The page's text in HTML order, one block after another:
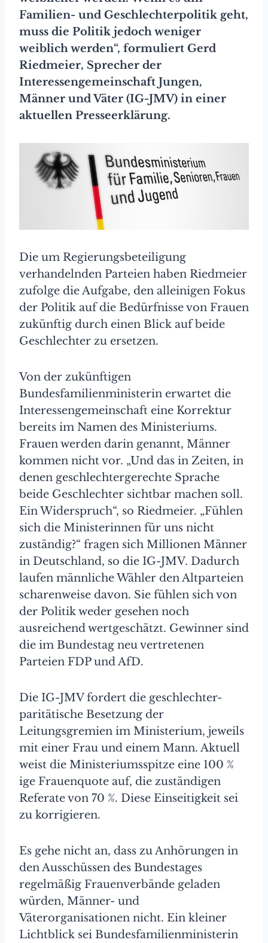
Familien- und Geschlechterpolitik geht,
muss die Politik jedoch weniger
weiblich werden“, formuliert Gerd
Riedmeier, Sprecher der
Interessengemeinschaft Jungen,
Männer und Väter (IG-JMV) in einer
aktuellen Presseerklärung.
Die um Regierungsbeteiligung
verhandelnden Parteien haben Riedmeier
zufolge die Aufgabe, den alleinigen Fokus
der Politik auf die Bedürfnisse von Frauen
zukünftig durch einen Blick auf beide
Geschlechter zu ersetzen.
Von der zukünftigen
Bundesfamilienministerin erwartet die
Interessengemeinschaft eine Korrektur
bereits im Namen des Ministeriums.
Frauen werden darin genannt, Männer
kommen nicht vor. „Und das in Zeiten, in
denen geschlechtergerechte Sprache
beide Geschlechter sichtbar machen soll.
Ein Widerspruch“, so Riedmeier. „Fühlen
sich die Ministerinnen für uns nicht
zuständig?“ fragen sich Millionen Männer
in Deutschland, so die IG-JMV. Dadurch
laufen männliche Wähler den Altparteien
scharenweise davon. Sie fühlen sich von
der Politik weder gesehen noch
ausreichend wertgeschätzt. Gewinner sind
die im Bundestag neu vertretenen
Parteien FDP und AfD.
Die IG-JMV fordert die geschlechter-
paritätische Besetzung der
Leitungsgremien im Ministerium, jeweils
mit einer Frau und einem Mann. Aktuell
weist die Ministeriumsspitze eine 100 %
ige Frauenquote auf, die zuständigen
Referate von 70 %. Diese Einseitigkeit sei
zu korrigieren.
Es gehe nicht an, dass zu Anhörungen in
den Ausschüssen des Bundestages
regelmäßig Frauenverbände geladen
würden, Männer- und
Väterorganisationen nicht. Ein kleiner
Lichtblick sei Bundesfamilienministerin